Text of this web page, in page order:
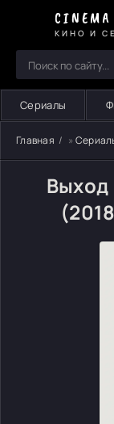
CINEMA
КИНО И
Сериалы
Главная »
Выход